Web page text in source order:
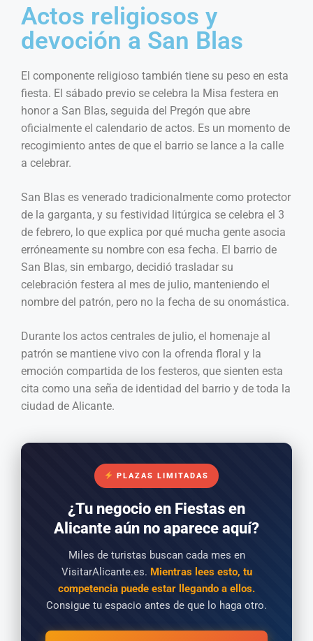
Actos religiosos y
devoción a San Blas
El componente religioso también tiene su peso en esta
fiesta. El sábado previo se celebra la Misa festera en
honor a San Blas, seguida del Pregón que abre
oficialmente el calendario de actos. Es un momento de
recogimiento antes de que el barrio se lance a la calle
a celebrar.
San Blas es venerado tradicionalmente como protector
de la garganta, y su festividad litúrgica se celebra el 3
de febrero, lo que explica por qué mucha gente asocia
erróneamente su nombre con esa fecha. El barrio de
San Blas, sin embargo, decidió trasladar su
celebración festera al mes de julio, manteniendo el
nombre del patrón, pero no la fecha de su onomástica.
Durante los actos centrales de julio, el homenaje al
patrón se mantiene vivo con la ofrenda floral y la
emoción compartida de los festeros, que sienten esta
cita como una seña de identidad del barrio y de toda la
ciudad de Alicante.
PLAZAS LIMITADAS
¿Tu negocio en Fiestas en
Alicante aún no aparece aquí?
Miles de turistas buscan cada mes en
VisitarAlicante.es. Mientras lees esto, tu
competencia puede estar llegando a ellos.
Consigue tu espacio antes de que lo haga otro.